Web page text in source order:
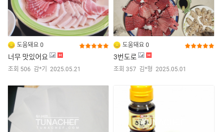
도움돼요 0
너무 맛있어요
조회 506 감*기 2025.05.21
도움돼요 0
3번도로
조회 357 김*형 2025.05.01